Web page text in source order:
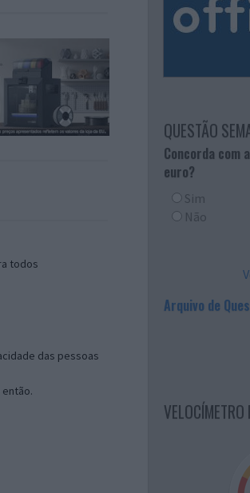
todos
das pessoas
QUESTÃO
Concorda com
euro?
Sim
Não
Arquivo de
VELOCÍMETRO